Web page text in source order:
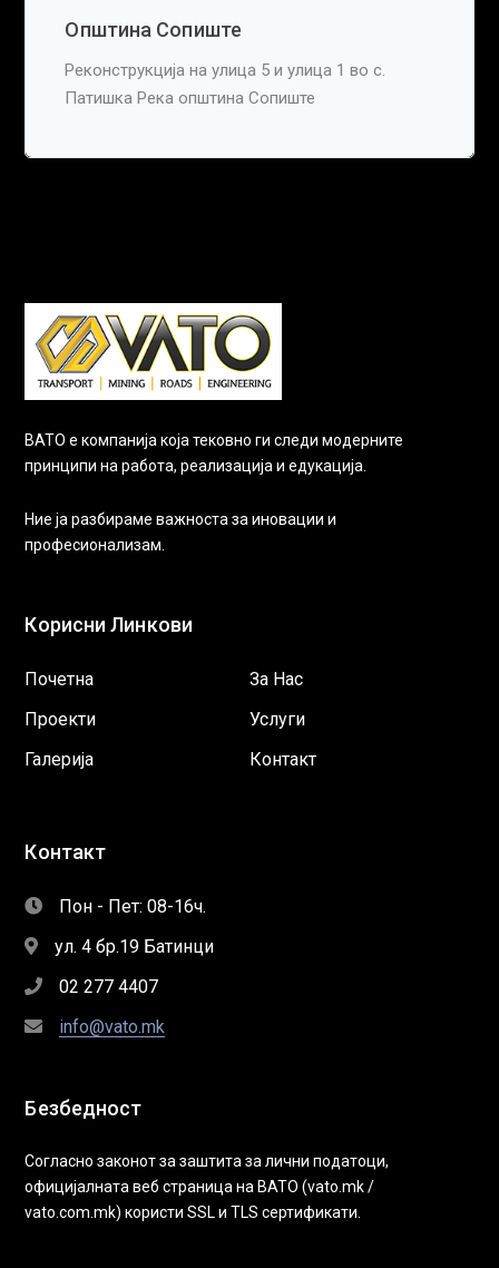
Општина Сопиште
Реконструкција на улица 5 и улица 1 во с.
Патишка Река општина Сопиште
ВАТО е компанија која тековно ги следи модерните
принципи на работа, реализација и едукација.
Ние ја разбираме важноста за иновации и
професионализам.
Корисни Линкови
Почетна
За Нас
Проекти
Услуги
Галерија
Контакт
Контакт
Пон - Пет: 08-16ч.
ул. 4 бр.19 Батинци
02 277 4407
info@vato.mk
Безбедност
Согласно законот за заштита за лични податоци,
официјалната веб страница на ВАТО (vato.mk /
vato.com.mk) користи SSL и TLS сертификати.